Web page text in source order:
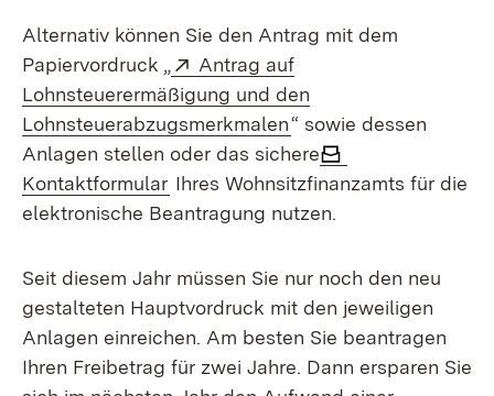
Alternativ können Sie den Antrag mit dem
Papiervordruck „
Extern:
Antrag auf
Lohnsteuerermäßigung und den
Lohnsteuerabzugsmerkmalen(Öffnet in neuem
“ sowie dessen
Anlagen stellen oder das sichere
Kontaktformular Ihres Wohnsitzfinanzamts für die
elektronische Beantragung nutzen.
Seit diesem Jahr müssen Sie nur noch den neu
gestalteten Hauptvordruck mit den jeweiligen
Anlagen einreichen. Am besten Sie beantragen
Ihren Freibetrag für zwei Jahre. Dann ersparen Sie